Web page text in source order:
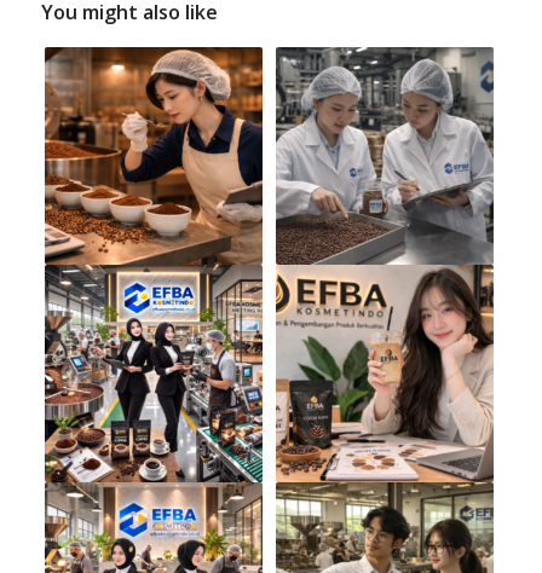
You might also like